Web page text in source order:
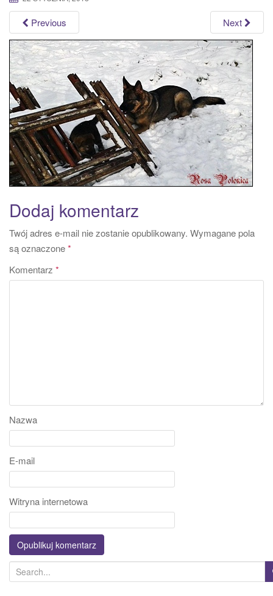
a
t
i
o
Previous Next
Dodaj komentarz
Twój adres e-mail nie zostanie opublikowany. Wymagane pola
są oznaczone*
Komentarz *
Nazwa
E-mail
Witryna internetowa
e